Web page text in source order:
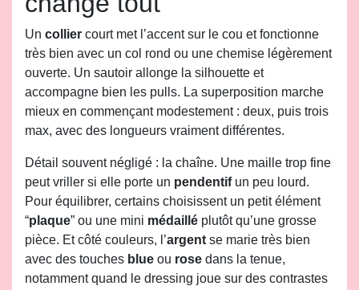
Un collier court met l’accent sur le cou et fonctionne
très bien avec un col rond ou une chemise légèrement
ouverte. Un sautoir allonge la silhouette et
accompagne bien les pulls. La superposition marche
mieux en commençant modestement : deux, puis trois
max, avec des longueurs vraiment différentes.
Détail souvent négligé : la chaîne. Une maille trop fine
peut vriller si elle porte un pendentifun peu lourd.
Pour équilibrer, certains choisissent un petit élément
“plaque” ou une mini médaillé plutôt qu’une grosse
pièce. Et côté couleurs, l’argent se marie très bien
avec des touches blue ou rose dans la tenue,
notamment quand le dressing joue sur des contrastes